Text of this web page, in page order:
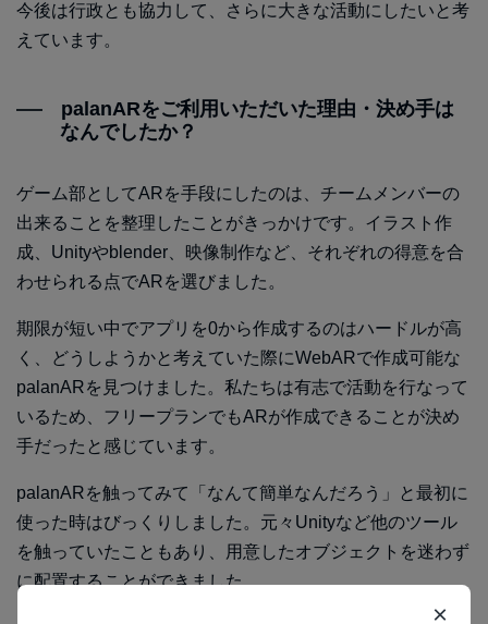
×
今後は行政とも協力して、さらに大きな活動にしたいと考
えています。
palanARをご利用いただいた理由・決め手は
なんでしたか？
ゲーム部としてARを手段にしたのは、チームメンバーの
出来ることを整理したことがきっかけです。イラスト作
成、Unityやblender、映像制作など、それぞれの得意を合
わせられる点でARを選びました。
期限が短い中でアプリを0から作成するのはハードルが高
く、どうしようかと考えていた際にWebARで作成可能な
palanARを見つけました。私たちは有志で活動を行なって
いるため、フリープランでもARが作成できることが決め
手だったと感じています。
palanARを触ってみて「なんて簡単なんだろう」と最初に
使った時はびっくりしました。元々Unityなど他のツール
を触っていたこともあり、用意したオブジェクトを迷わず
に配置することができました。